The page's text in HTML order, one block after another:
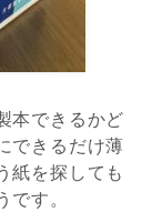
本できるかど
できるだけ薄
紙を探しても
す。